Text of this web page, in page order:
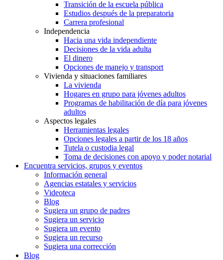
Transición de la escuela pública
Estudios después de la preparatoria
Carrera profesional
Independencia
Hacia una vida independiente
Decisiones de la vida adulta
El dinero
Opciones de manejo y transport
Vivienda y situaciones familiares
La vivienda
Hogares en grupo para jóvenes adultos
Programas de habilitación de día para jóvenes
adultos
Aspectos legales
Herramientas legales
Opciones legales a partir de los 18 años
Tutela o custodia legal
Toma de decisiones con apoyo y poder notarial
Encuentra servicios, grupos y eventos
Información general
Agencias estatales y servicios
Videoteca
Blog
Sugiera un grupo de padres
Sugiera un servicio
Sugiera un evento
Sugiera un recurso
Sugiera una corrección
Blog